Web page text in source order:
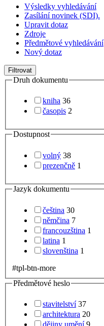
Výsledky vyhledávání
Zasílání novinek (SDI).
Upravit dotaz
Zdroje
Předmětové vyhledávání
Nový dotaz
Filtrovat
Druh dokumentu
kniha 36
časopis 2
Dostupnost
volný 38
prezenčně 1
Jazyk dokumentu
čeština 30
němčina 7
francouzština 1
latina 1
slovenština 1
#tpl-btn-more
Předmětové heslo
stavitelství 37
architektura 20